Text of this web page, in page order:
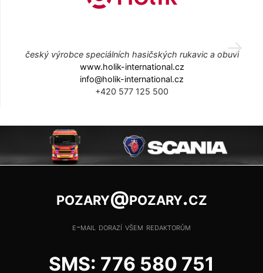
český výrobce speciálních hasičských rukavic a obuvi
www.holik-international.cz
info@holik-international.cz
+420 577 125 500
pozary@pozary.cz
e-mail dorazí všem redaktorům
SMS: 776 580 751